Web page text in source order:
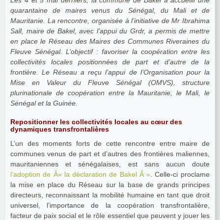
quarantaine de maires venus du Sénégal, du Mali et de
Mauritanie. La rencontre, organisée à l’initiative de Mr Ibrahima
Sall, maire de Bakel, avec l’appui du Grdr, a permis de mettre
en place le Réseau des Maires des Communes Riveraines du
Fleuve Sénégal. L’objectif : favoriser la coopération entre les
collectivités locales positionnées de part et d’autre de la
frontière. Le Réseau a reçu l’appui de l’Organisation pour la
Mise en Valeur du Fleuve Sénégal (OMVS), structure
plurinationale de coopération entre la Mauritanie, le Mali, le
Sénégal et la Guinée.
Repositionner les collectivités locales au cœur des
dynamiques transfrontalières
L’un des moments forts de cette rencontre entre maire de
communes venus de part et d’autres des frontières maliennes,
mauritaniennes et sénégalaises, est sans aucun doute
l’adoption de Â« la déclaration de Bakel Â »
la mise en place du Réseau sur la base de grands principes
directeurs, reconnaissant la mobilité humaine en tant que droit
universel, l’importance de la coopération transfrontalière,
facteur de paix social et le rôle essentiel que peuvent y jouer les